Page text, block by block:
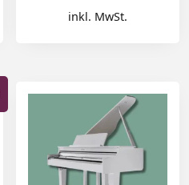
inkl. MwSt.